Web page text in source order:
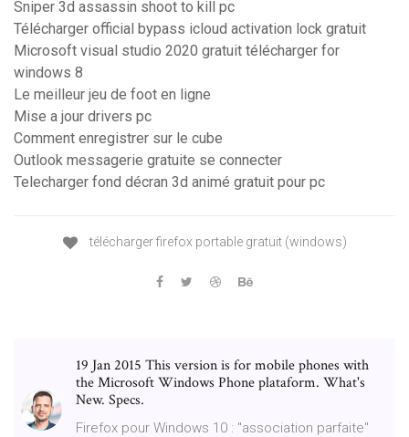
Sniper 3d assassin shoot to kill pc
Télécharger official bypass icloud activation lock gratuit
Microsoft visual studio 2020 gratuit télécharger for
windows 8
Le meilleur jeu de foot en ligne
Mise a jour drivers pc
Comment enregistrer sur le cube
Outlook messagerie gratuite se connecter
Telecharger fond décran 3d animé gratuit pour pc
télécharger firefox portable gratuit (windows)
19 Jan 2015 This version is for mobile phones with
the Microsoft Windows Phone plataform. What's
New. Specs.
Firefox pour Windows 10 : "association parfaite"